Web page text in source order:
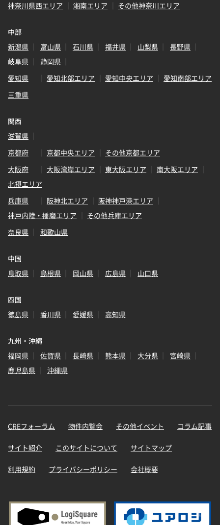
神奈川県西エリア
湘南エリア その他神奈川エリア
中部
新潟県
富山県 石川県 福井県 山梨県
長野県
岐阜県
静岡県
愛知県
愛知北部エリア 愛知中央エリア
愛知南部エリア
三重県
関西
滋賀県
京都府
京都中央エリア
その他京都エリア
大阪府
大阪湾岸エリア 東大阪エリア
南大阪エリア
北摂エリア
兵庫県
阪神北エリア
阪神神戸港エリア
神戸内陸・播磨エリア
その他兵庫エリア
奈良県
和歌山県
中国
鳥取県
島根県 岡山県 広島県 山口県
四国
徳島県
香川県 愛媛県 高知県
九州・沖縄
福岡県
佐賀県 長崎県 熊本県 大分県
宮崎県
鹿児島県
沖縄県
CREフォーラム 物件内覧会 その他イベント コラム記事
サイト紹介 このサイトについて サイトマップ
利用規約 プライバシーポリシー 会社概要